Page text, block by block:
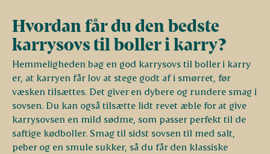
Hvordan får du den bedste
karrysovs til boller i karry?
Hemmeligheden bag en god karrysovs til boller i karry
er, at karryen får lov at stege godt af i smørret, før
væsken tilsættes. Det giver en dybere og rundere smag i
sovsen. Du kan også tilsætte lidt revet æble for at give
karrysovsen en mild sødme, som passer perfekt til de
saftige kødboller. Smag til sidst sovsen til med salt,
peber og en smule sukker, så du får den klassiske